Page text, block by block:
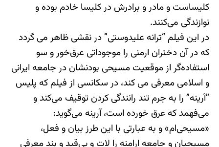
کلیساست و مادر و برادرش در کلیسا خادم بوده و
نوازندگی می‌کنند.
در این فیلم “ترانه علیدوستی” در نقشی ظاهر می گردد
که در آن دختران ارمنی را موجوداتی عرق‌خور و سو
استفاده‌گر از موقعیت مسیحی بودنشان در جامعه ایرانی
و اسلامی معرفی می کند، در سکانسی از فیلم که پلیس
“آرینه” را به جرم تند رانندگی کردن توقیف می‌کند و
می‌فهمد که عرق خورده است، آرینه می‌گوید:
«مسیحی‌ام‌» و به عبارتی با این طرز بیان و فعل،
مسیحیان و جامعه ارامنه را لات و بی‌قید و بند معرفی